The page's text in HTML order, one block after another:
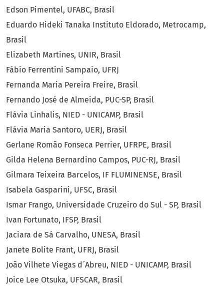
Edson Pimentel, UFABC, Brasil
Eduardo Hideki Tanaka Instituto Eldorado, Metrocamp,
Brasil
Elizabeth Martines, UNIR, Brasil
Fábio Ferrentini Sampaio, UFRJ
Fernanda Maria Pereira Freire, Brasil
Fernando José de Almeida, PUC-SP, Brasil
Flávia Linhalis, NIED - UNICAMP, Brasil
Flávia Maria Santoro, UERJ, Brasil
Gerlane Romão Fonseca Perrier, UFRPE, Brasil
Gilda Helena Bernardino Campos, PUC-RJ, Brasil
Gilmara Teixeira Barcelos, IF FLUMINENSE, Brasil
Isabela Gasparini, UFSC, Brasil
Ismar Frango, Universidade Cruzeiro do Sul - SP, Brasil
Ivan Fortunato, IFSP, Brasil
Jaciara de Sá Carvalho, UNESA, Brasil
Janete Bolite Frant, UFRJ, Brasil
João Vilhete Viegas d´Abreu, NIED - UNICAMP, Brasil
Joice Lee Otsuka, UFSCAR, Brasil